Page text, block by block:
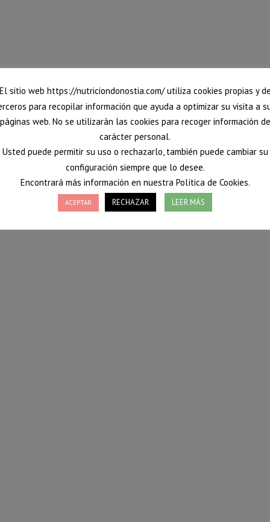
sitio web https://nutriciondonostia.com/ utiliza cookies propias y de
para recopilar información que ayuda a optimizar su visita a
páginas web. No se utilizarán las cookies para recoger información de
carácter personal.
Usted puede permitir su uso o rechazarlo, también puede cambiar su
configuración siempre que lo desee.
Encontrará más información en nuestra Política de Cookies.
ACEPTAR RECHAZAR LEER MÁS